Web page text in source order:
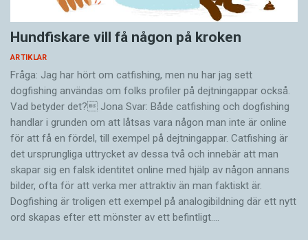
Hundfiskare vill få någon på kroken
ARTIKLAR
Fråga: Jag har hört om catfishing, men nu har jag sett
dogfishing användas om folks profiler på dejtningappar också.
Vad betyder det? Jona Svar: Både catfishing och dogfishing
handlar i grunden om att låtsas vara någon man inte är online
för att få en fördel, till exempel på dejtningappar. Catfishing är
det ursprungliga uttrycket av dessa två och innebär att man
skapar sig en falsk identitet online med hjälp av någon annans
bilder, ofta för att verka mer attraktiv än man faktiskt är.
Dogfishing är troligen ett exempel på analogibildning där ett nytt
ord skapas efter ett mönster av ett befintligt.…